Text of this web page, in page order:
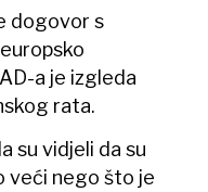
dogovor s
a je izgleda
rata.
su vidjeli da su
veći nego što je